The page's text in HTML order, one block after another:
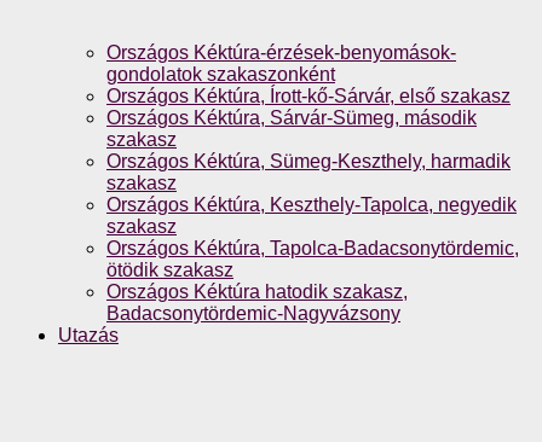
Országos Kéktúra-érzések-benyomások-
gondolatok szakaszonként
Országos Kéktúra, Írott-kő-Sárvár, első szakasz
Országos Kéktúra, Sárvár-Sümeg, második
szakasz
Országos Kéktúra, Sümeg-Keszthely, harmadik
szakasz
Országos Kéktúra, Keszthely-Tapolca, negyedik
szakasz
Országos Kéktúra, Tapolca-Badacsonytördemic,
ötödik szakasz
Országos Kéktúra hatodik szakasz,
Badacsonytördemic-Nagyvázsony
Utazás